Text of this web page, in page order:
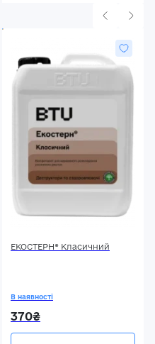
ЕКОСТЕРН® Класичний
В наявності
370₴